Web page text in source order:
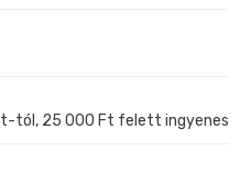
tól, 25 000 Ft felett ingyenes